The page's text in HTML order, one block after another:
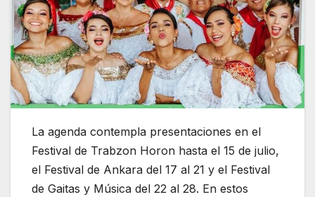
La agenda contempla presentaciones en el
Festival de Trabzon Horon hasta el 15 de julio,
el Festival de Ankara del 17 al 21 y el Festival
de Gaitas y Música del 22 al 28. En estos